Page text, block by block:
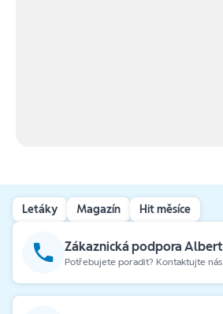
Letáky Magazín Hit měsíce
Zákaznická podpora Albert
Potřebujete poradit? Kontaktujte nás.